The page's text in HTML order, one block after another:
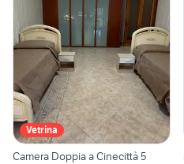
Vetrina
Camera Doppia a Cinecittà 5